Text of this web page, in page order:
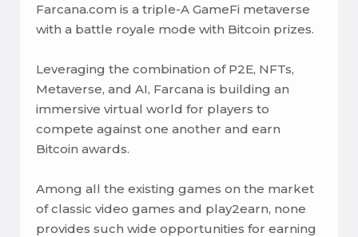
Farcana.com is a triple-A GameFi metaverse
with a battle royale mode with Bitcoin prizes.
Leveraging the combination of P2E, NFTs,
Metaverse, and AI, Farcana is building an
immersive virtual world for players to
compete against one another and earn
Bitcoin awards.
Among all the existing games on the market
of classic video games and play2earn, none
provides such wide opportunities for earning